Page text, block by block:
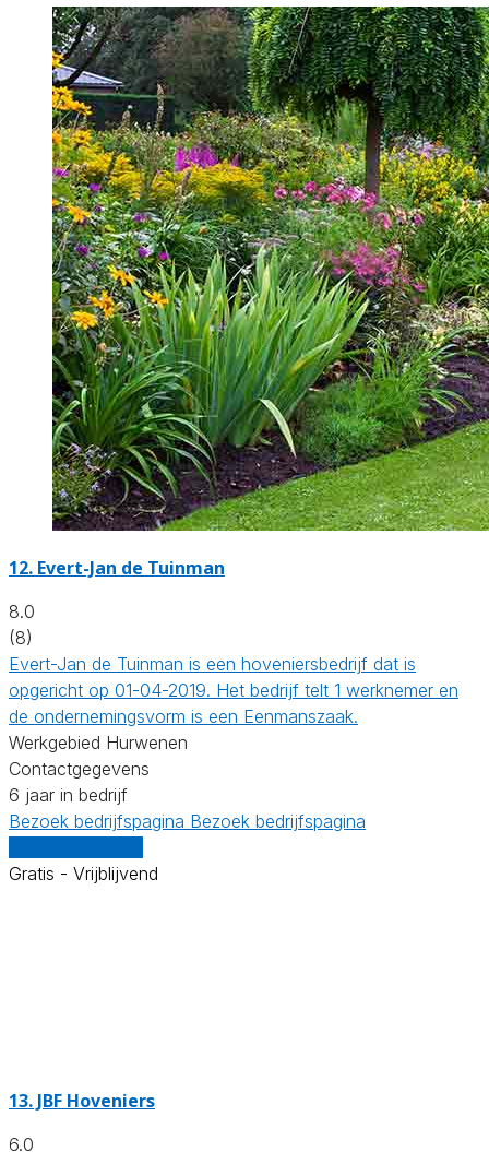
12. Evert-Jan de Tuinman
8.0
(8)
Evert-Jan de Tuinman is een hoveniersbedrijf dat is
opgericht op 01-04-2019. Het bedrijf telt 1 werknemer en
de ondernemingsvorm is een Eenmanszaak.
Werkgebied Hurwenen
Contactgegevens
6 jaar in bedrijf
Bezoek bedrijfspagina Bezoek bedrijfspagina
Gratis - Vrijblijvend
13. JBF Hoveniers
6.0